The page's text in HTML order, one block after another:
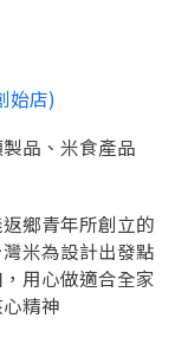
始店)
品、米食產品
返鄉青年所創立的
米為設計出發點
用心做適合全家
精神